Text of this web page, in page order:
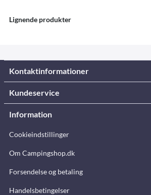
Lignende produkter
Kontaktinformationer
Kundeservice
Information
Cookieindstillinger
Om Campingshop.dk
Forsendelse og betaling
Handelsbetingelser